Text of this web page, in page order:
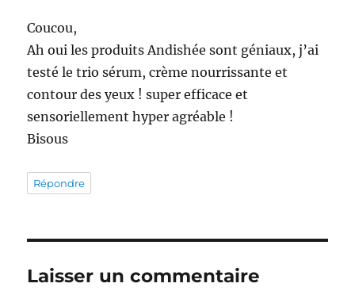
Coucou,
Ah oui les produits Andishée sont géniaux, j’ai
testé le trio sérum, crème nourrissante et
contour des yeux ! super efficace et
sensoriellement hyper agréable !
Bisous
Répondre
Laisser un commentaire